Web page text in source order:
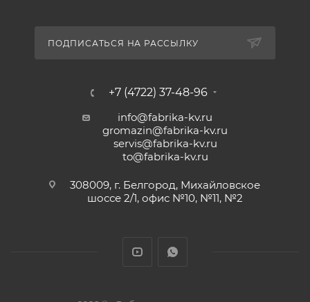
ПОДПИСАТЬСЯ НА РАССЫЛКУ
+7 (4722) 37-48-96
info@fabrika-kv.ru
gromazin@fabrika-kv.ru
servis@fabrika-kv.ru
to@fabrika-kv.ru
308009, г. Белгород, Михайловское
шоссе 2/1, офис №10, №11, №2